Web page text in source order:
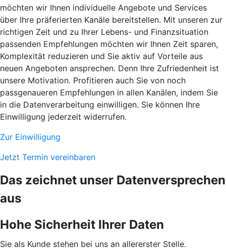
möchten wir Ihnen individuelle Angebote und Services
über Ihre präferierten Kanäle bereitstellen. Mit unseren zur
richtigen Zeit und zu Ihrer Lebens- und Finanzsituation
passenden Empfehlungen möchten wir Ihnen Zeit sparen,
Komplexität reduzieren und Sie aktiv auf Vorteile aus
neuen Angeboten ansprechen. Denn Ihre Zufriedenheit ist
unsere Motivation. Profitieren auch Sie von noch
passgenaueren Empfehlungen in allen Kanälen, indem Sie
in die Datenverarbeitung einwilligen. Sie können Ihre
Einwilligung jederzeit widerrufen.
Zur Einwilligung
Jetzt Termin vereinbaren
Das zeichnet unser Datenversprechen
aus
Hohe Sicherheit Ihrer Daten
Sie als Kunde stehen bei uns an allererster Stelle.